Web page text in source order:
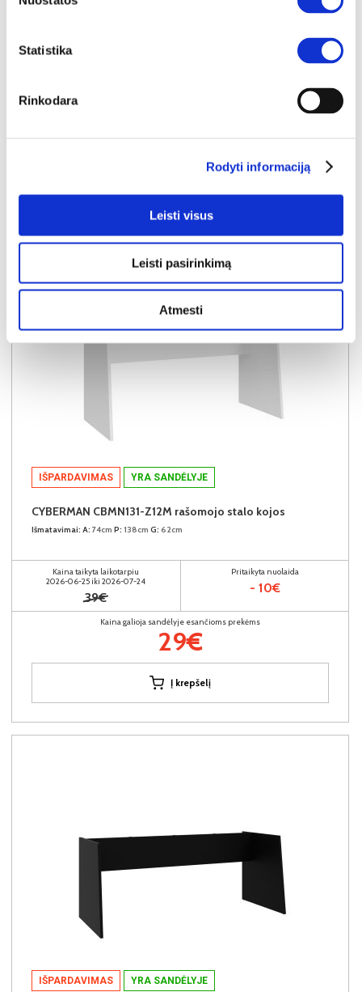
Statistika
Rinkodara
Rodyti informaciją
Leisti visus
Leisti pasirinkimą
Atmesti
CYBERMAN CBMB132-Z12M rašomojo stalo stalviršis
IŠPARDAVIMAS YRA SANDĖLYJE
CYBERMAN CBMN131-Z12M rašomojo stalo kojos
Išmatavimai: A: 74cm P: 138cm G: 62cm
Kaina taikyta laikotarpiu
2026-06-25 iki 2026-07-24
39€
Pritaikyta nuolaida
- 10€
Kaina galioja sandėlyje esančioms prekėms
29€
Į krepšelį
IŠPARDAVIMAS YRA SANDĖLYJE